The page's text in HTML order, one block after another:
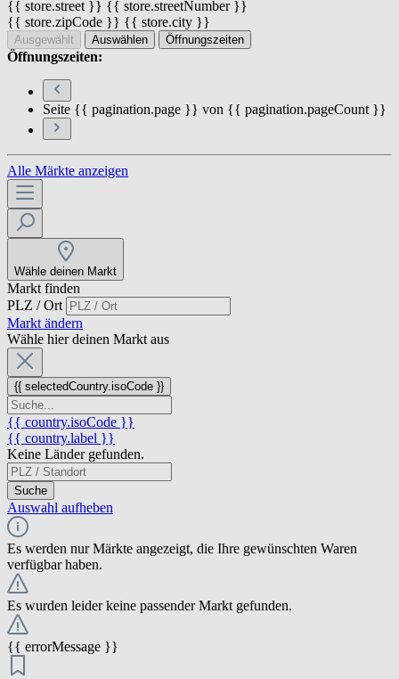
{{ store.street }} {{ store.streetNumber }}
{{ store.zipCode }} {{ store.city }}
Ausgewählt Auswählen Öffnungszeiten
Öffnungszeiten:
Seite {{ pagination.page }} von {{ pagination.pageCount }}
Alle Märkte anzeigen
Wähle deinen Markt
Markt finden
PLZ / Ort
Markt ändern
Wähle hier deinen Markt aus
{{ selectedCountry.isoCode }}
{{ country.isoCode }}
{{ country.label }}
Keine Länder gefunden.
Suche
Auswahl aufheben
Es werden nur Märkte angezeigt, die Ihre gewünschten Waren
verfügbar haben.
Es wurden leider keine passender Markt gefunden.
{{ errorMessage }}